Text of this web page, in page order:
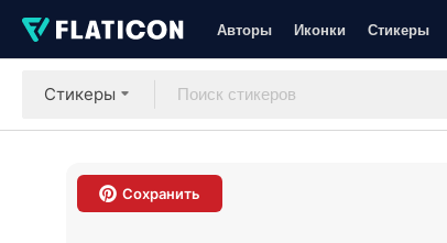
Авторы Иконки Стикеры
Стикеры
Сохранить